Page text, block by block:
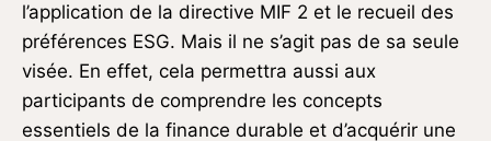
l’application de la directive MIF 2 et le recueil des
préférences ESG. Mais il ne s’agit pas de sa seule
visée. En effet, cela permettra aussi aux
participants de comprendre les concepts
essentiels de la finance durable et d’acquérir une